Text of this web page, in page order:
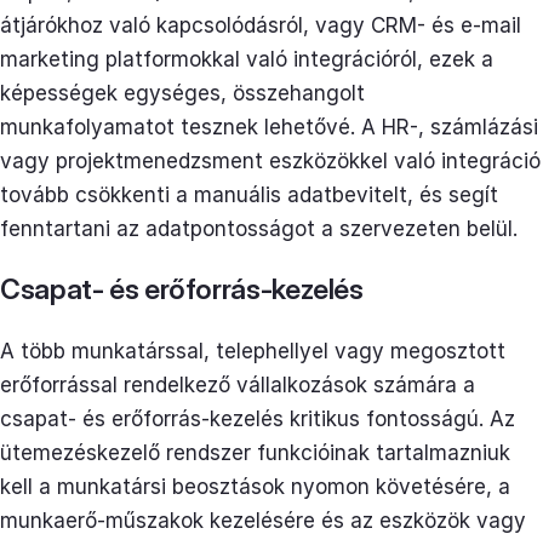
átjárókhoz való kapcsolódásról, vagy CRM- és e-mail
marketing platformokkal való integrációról, ezek a
képességek egységes, összehangolt
munkafolyamatot tesznek lehetővé. A HR-, számlázási
vagy projektmenedzsment eszközökkel való integráció
tovább csökkenti a manuális adatbevitelt, és segít
fenntartani az adatpontosságot a szervezeten belül.
Csapat- és erőforrás-kezelés
A több munkatárssal, telephellyel vagy megosztott
erőforrással rendelkező vállalkozások számára a
csapat- és erőforrás-kezelés kritikus fontosságú. Az
ütemezéskezelő rendszer funkcióinak tartalmazniuk
kell a munkatársi beosztások nyomon követésére, a
munkaerő-műszakok kezelésére és az eszközök vagy